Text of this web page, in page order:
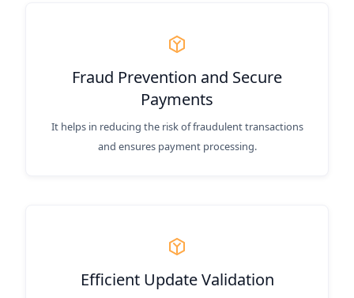
Fraud Prevention and Secure
Payments
It helps in reducing the risk of fraudulent transactions
and ensures payment processing.
Efficient Update Validation